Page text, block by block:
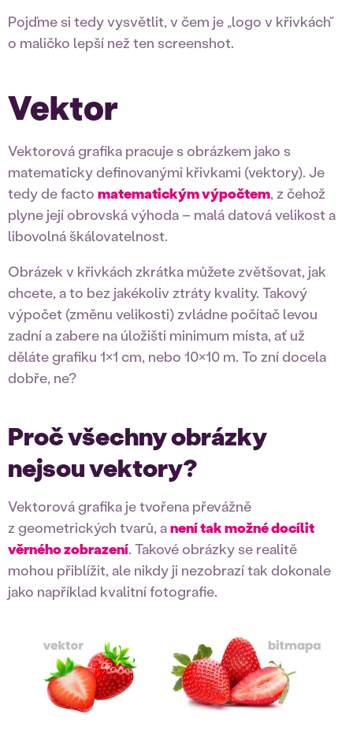
Pojďme si tedy vysvětlit, v čem je „logo v křivkách“
o maličko lepší než ten screenshot.
Vektor
Vektorová grafika pracuje s obrázkem jako s
matematicky definovanými křivkami (vektory). Je
tedy de facto matematickým výpočtem, z čehož
plyne její obrovská výhoda – malá datová velikost a
libovolná škálovatelnost.
Obrázek v křivkách zkrátka můžete zvětšovat, jak
chcete, a to bez jakékoliv ztráty kvality. Takový
výpočet (změnu velikosti) zvládne počítač levou
zadní a zabere na úložišti minimum místa, ať už
děláte grafiku 1×1 cm, nebo 10×10 m. To zní docela
dobře, ne?
Proč všechny obrázky
nejsou vektory?
Vektorová grafika je tvořena převážně
z geometrických tvarů, anení tak možné docílit
věrného zobrazení. Takové obrázky se realitě
mohou přiblížit, ale nikdy ji nezobrazí tak dokonale
jako například kvalitní fotografie.